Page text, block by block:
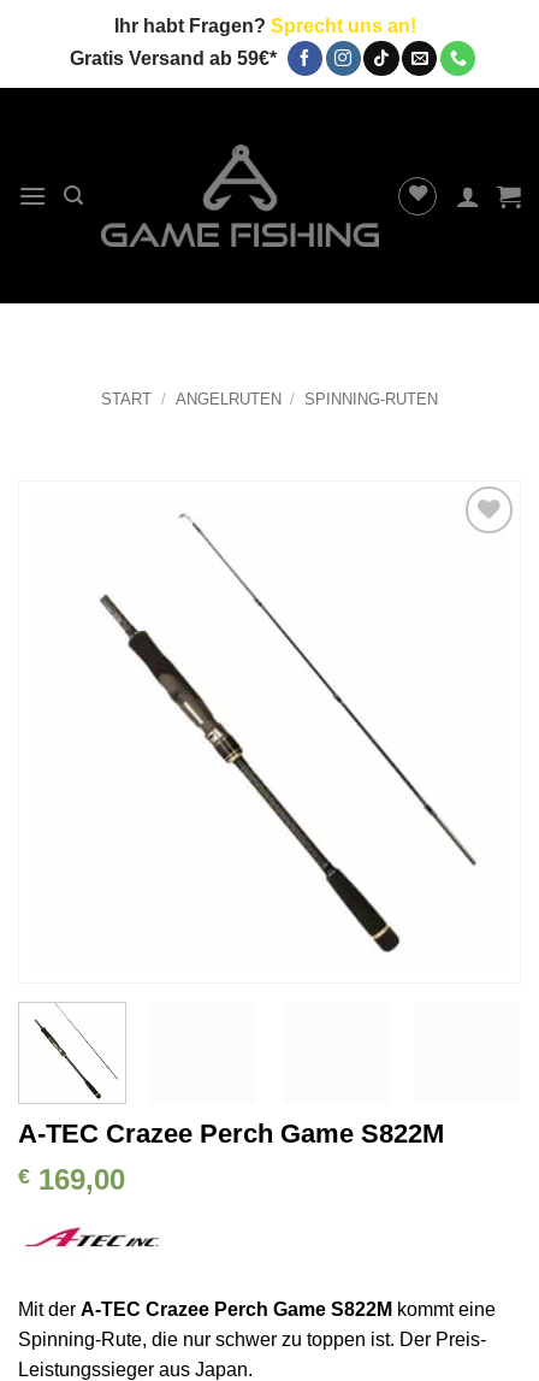
Ihr habt Fragen? Sprecht uns an!
Gratis Versand ab 59€*
START / ANGELRUTEN / SPINNING-RUTEN
A-TEC Crazee Perch Game S822M
€ 169,00
Mit der A-TEC Crazee Perch Game S822M kommt eine
Spinning-Rute, die nur schwer zu toppen ist. Der Preis-
Leistungssieger aus Japan.